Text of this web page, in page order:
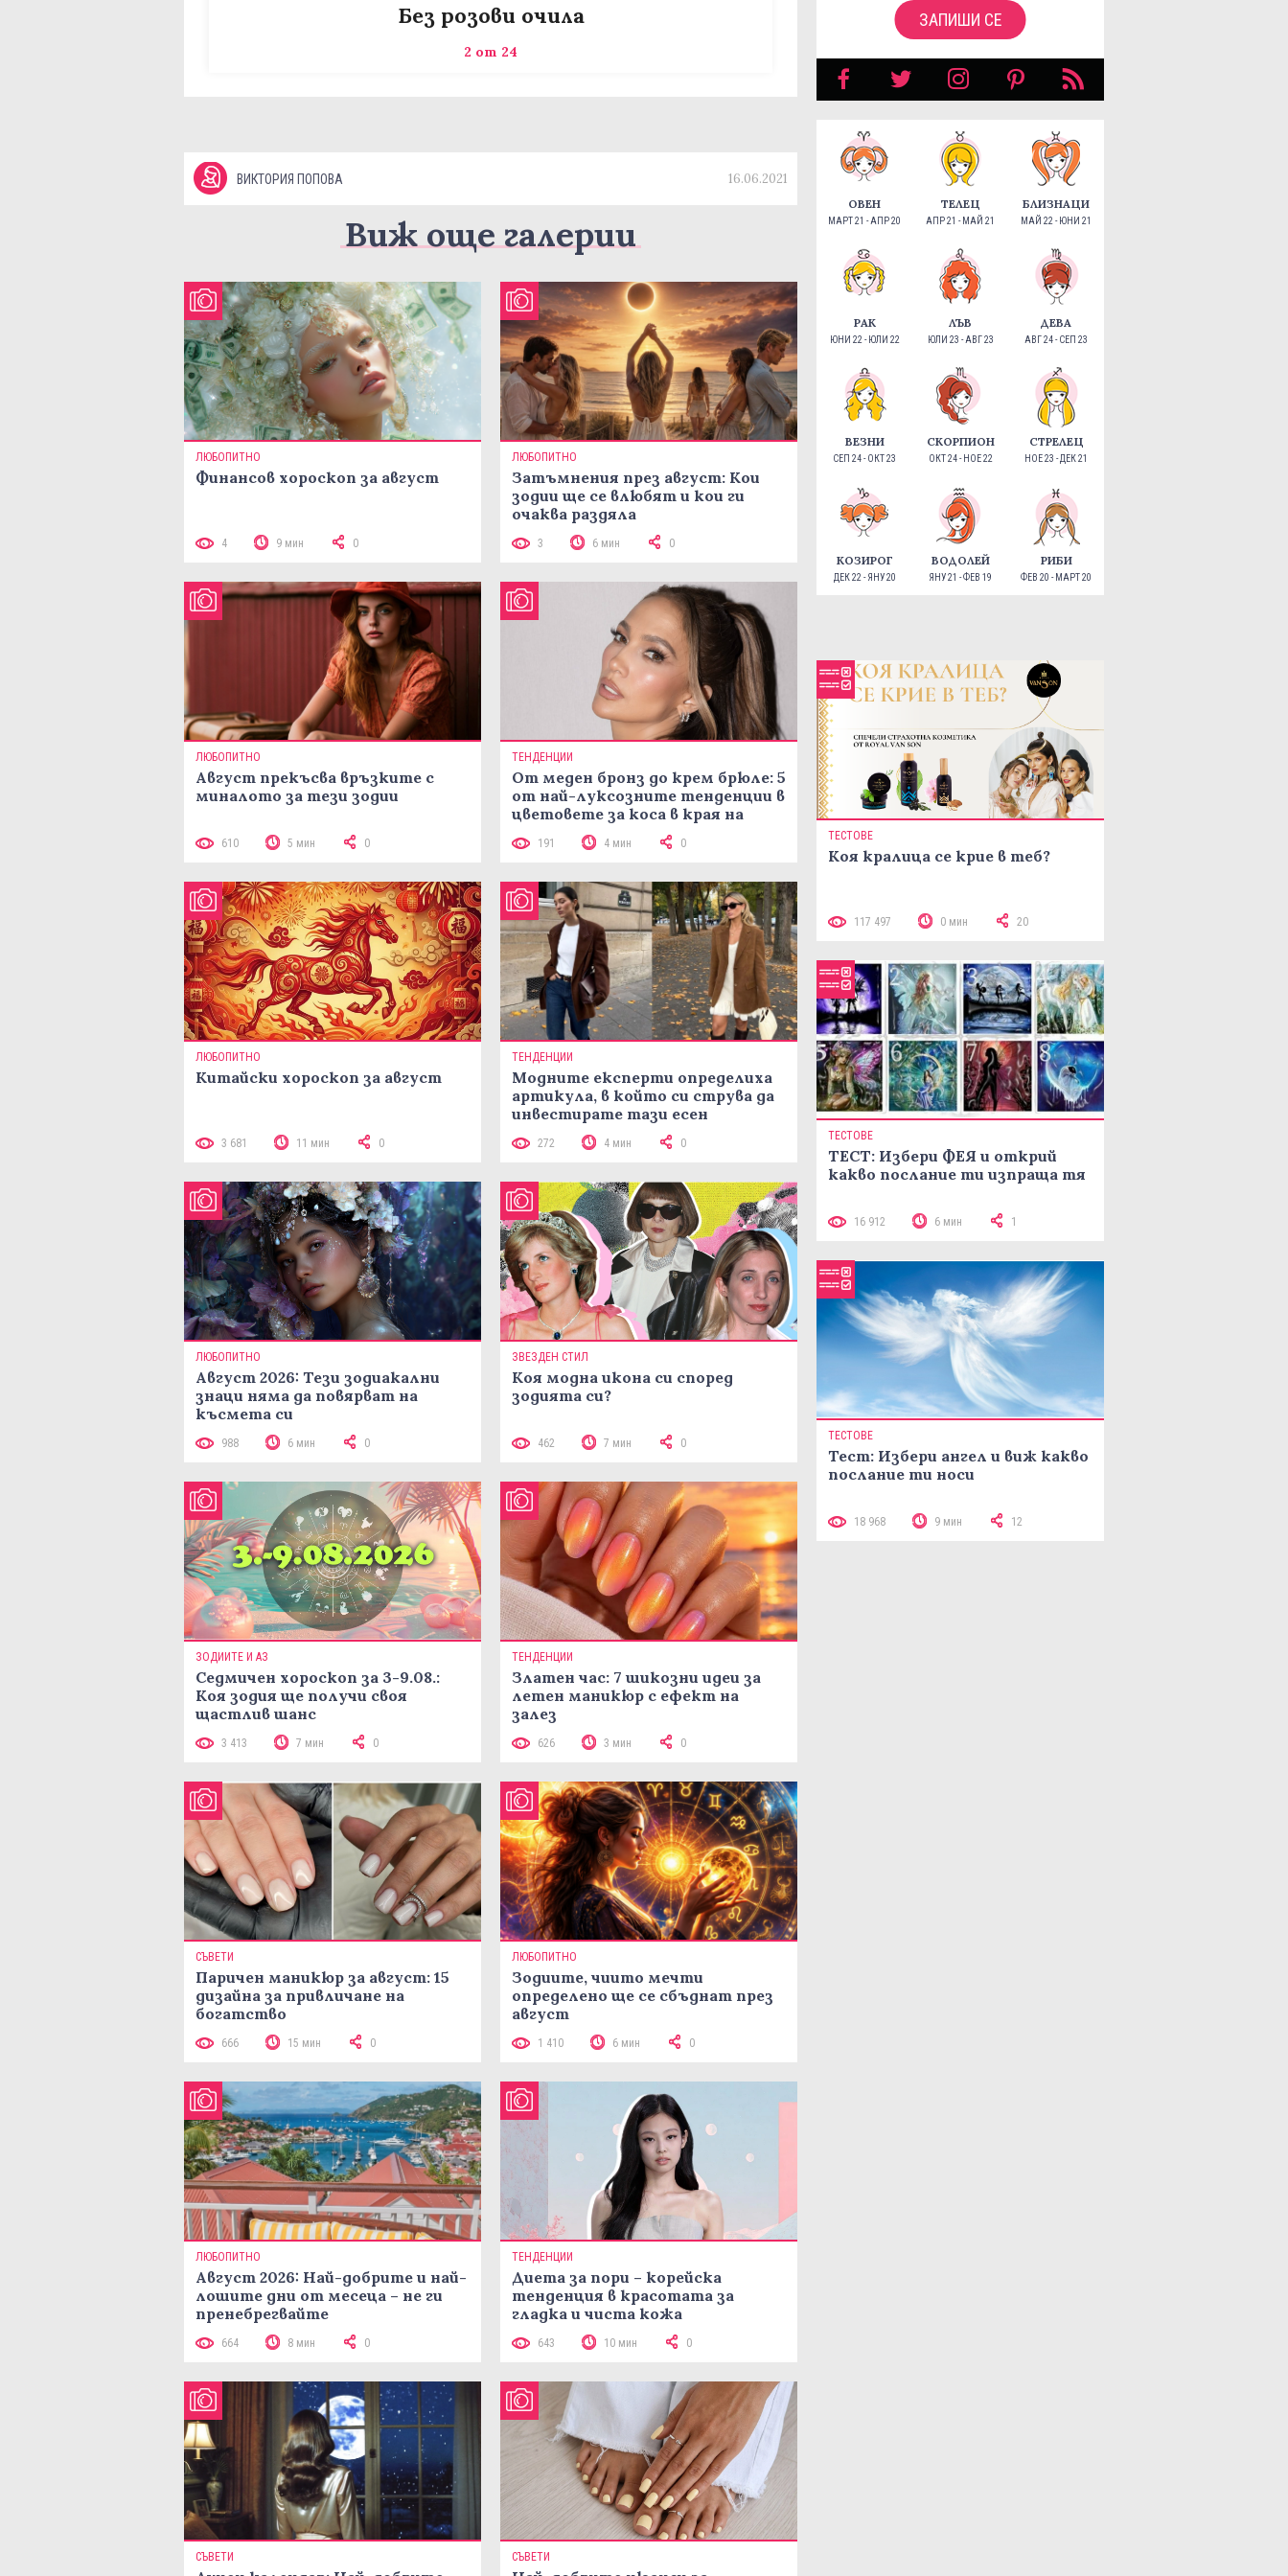
Без розови очила
2 от 24
ВИКТОРИЯ ПОПОВА 16.06.2021
Виж още галерии
ЛЮБОПИТНО
Финансов хороскоп за август
4 9 мин 0
ЛЮБОПИТНО
Затъмнения през август: Кои
зодии ще се влюбят и кои ги
очаква раздяла
3 6 мин 0
ЛЮБОПИТНО
Август прекъсва връзките с
миналото за тези зодии
610 5 мин 0
ТЕНДЕНЦИИ
От меден бронз до крем брюле: 5
от най-луксозните тенденции в
цветовете за коса в края на
191 4 мин 0
ЛЮБОПИТНО
Китайски хороскоп за август
3 681 11 мин 0
ТЕНДЕНЦИИ
Модните експерти определиха
артикула, в който си струва да
инвестирате тази есен
272 4 мин 0
ЛЮБОПИТНО
Август 2026: Тези зодиакални
знаци няма да повярват на
късмета си
988 6 мин 0
ЗВЕЗДЕН СТИЛ
Коя модна икона си според
зодията си?
462 7 мин 0
ЗОДИИТЕ И АЗ
Седмичен хороскоп за 3-9.08.:
Коя зодия ще получи своя
щастлив шанс
3 413 7 мин 0
ТЕНДЕНЦИИ
Златен час: 7 шикозни идеи за
летен маникюр с ефект на
залез
626 3 мин 0
СЪВЕТИ
Паричен маникюр за август: 15
дизайна за привличане на
богатство
666 15 мин 0
ЛЮБОПИТНО
Зодиите, чиито мечти
определено ще се сбъднат през
август
1 410 6 мин 0
ЛЮБОПИТНО
Август 2026: Най-добрите и най-
лошите дни от месеца – не ги
пренебрегвайте
664 8 мин 0
ТЕНДЕНЦИИ
Диета за пори – корейска
тенденция в красотата за
гладка и чиста кожа
643 10 мин 0
СЪВЕТИ СЪВЕТИ
ЗАПИШИ СЕ
ОВЕН
МАРТ 21 - АПР 20
ТЕЛЕЦ
АПР 21 - МАЙ 21
БЛИЗНАЦИ
МАЙ 22 - ЮНИ 21
РАК
ЮНИ 22 - ЮЛИ 22
ЛЪВ
ЮЛИ 23 - АВГ 23
ДЕВА
АВГ 24 - СЕП 23
ВЕЗНИ
СЕП 24 - ОКТ 23
СКОРПИОН
ОКТ 24 - НОЕ 22
СТРЕЛЕЦ
НОЕ 23 - ДЕК 21
КОЗИРОГ
ДЕК 22 - ЯНУ 20
ВОДОЛЕЙ
ЯНУ 21 - ФЕВ 19
РИБИ
ФЕВ 20 - МАРТ 20
ТЕСТОВЕ
Коя кралица се крие в теб?
117 497 0 мин 20
ТЕСТОВЕ
ТЕСТ: Избери ФЕЯ и открий
какво послание ти изпраща тя
16 912 6 мин 1
ТЕСТОВЕ
Тест: Избери ангел и виж какво
послание ти носи
18 968 9 мин 12